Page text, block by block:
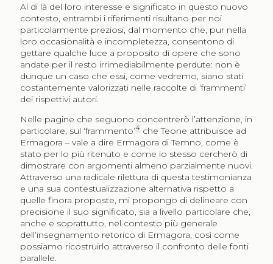
Al di là del loro interesse e significato in questo nuovo
contesto, entrambi i riferimenti risultano per noi
particolarmente preziosi, dal momento che, pur nella
loro occasionalità e incompletezza, consentono di
gettare qualche luce a proposito di opere che sono
andate per il resto irrimediabilmente perdute: non è
dunque un caso che essi, come vedremo, siano stati
costantemente valorizzati nelle raccolte di ‘frammenti’
dei rispettivi autori.
Nelle pagine che seguono concentrerò l’attenzione, in
particolare, sul ‘frammento’4che Teone attribuisce ad
Ermagora – vale a dire Ermagora di Temno, come è
stato per lo più ritenuto e come io stesso cercherò di
dimostrare con argomenti almeno parzialmente nuovi.
Attraverso una radicale rilettura di questa testimonianza
e una sua contestualizzazione alternativa rispetto a
quelle finora proposte, mi propongo di delineare con
precisione il suo significato, sia a livello particolare che,
anche e soprattutto, nel contesto più generale
dell’insegnamento retorico di Ermagora, così come
possiamo ricostruirlo attraverso il confronto delle fonti
parallele.